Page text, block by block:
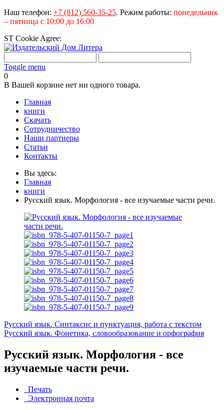
Наш телефон: +7 (812) 560-35-25. Режим работы: понедельник
– пятница с 10:00 до 16:00
ST Cookie Agree:
Toggle menu
0
В Вашей корзине нет ни одного товара.
Главная
книги
Скачать
Сотрудничество
Наши партнеры
Статьи
Контакты
Вы здесь:
Главная
книги
Русский язык. Морфология - все изучаемые части речи.
Русский язык. Синтаксис и пунктуация, работа с текстом
Русский язык. Фонетика, словообразование и орфография
Русский язык. Морфология - все
изучаемые части речи.
Печать
Электронная почта